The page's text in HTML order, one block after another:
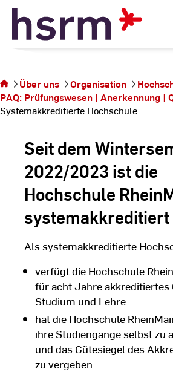
Skip
Content
Sie befinden sich
auf der Seite
Systemakkreditierte
Hochschule
Über uns Organisation
PAQ: Prüfungswesen | Anerkennung |
Systemakkreditierte Hochschule
Seit dem
2022/2023 ist die
Hochschule
systemakkreditiert
Als systemakkreditierte
verfügt die Hochschule
für acht Jahre akkreditiertes
Studium und Lehre.
hat die Hochschule
ihre Studiengänge selbst zu
und das Gütesiegel des
zu vergeben.